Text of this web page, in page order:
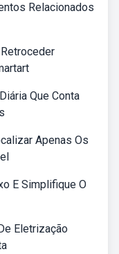
Relacionados
Que Conta
Apenas Os
E Simplifique O
Eletrização